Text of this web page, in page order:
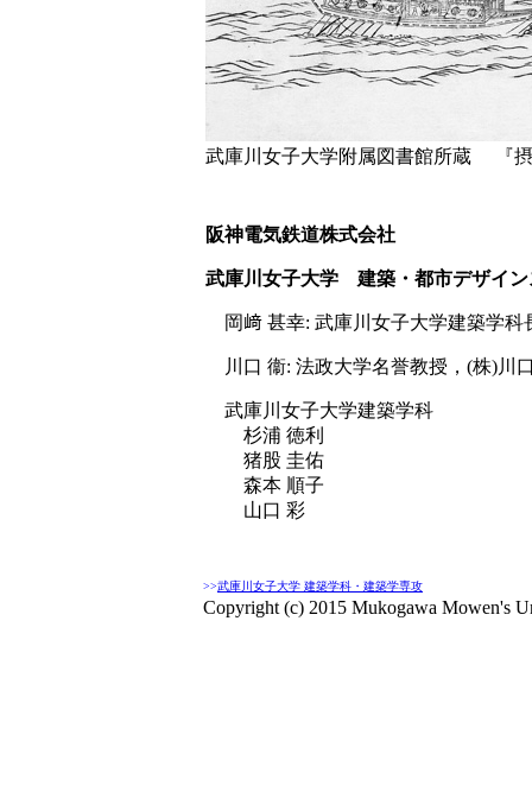
武庫川女子大学附属図書館所蔵 『
阪神電気鉄道株式会社
武庫川女子大学 建築・都市デザイ
岡﨑 甚幸: 武庫川女子大学建築学科
川口 衞: 法政大学名誉教授，(株)川
武庫川女子大学建築学科
杉浦 徳利
猪股 圭佑
森本 順子
山口 彩
>>武庫川女子大学 建築学科・建築学専攻
Copyright (c) 2015 Mukogawa Mowen's